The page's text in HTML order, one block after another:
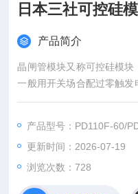
日本三社可控硅
产品简介
晶闸管模块又称可控硅模块
一般用开关场合配过零触发
触发电路来控制可控硅导
产品型号：PD110F-60/
更新时间：2026-07-19
浏览次数：728